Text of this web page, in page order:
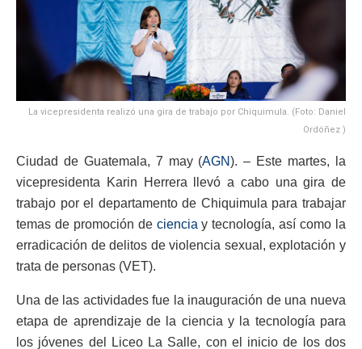
La vicepresidenta realizó una gira de trabajo por Chiquimula. (Foto: Daniel
Ordóñez )
Ciudad de Guatemala, 7 may (AGN ). – Este martes, la
vicepresidenta Karin Herrera llevó a cabo una gira de
trabajo por el departamento de Chiquimula para trabajar
temas de promoción de cienciay tecnología, así como la
erradicación de delitos de violencia sexual, explotación y
trata de personas (VET).
Una de las actividades fue la inauguración de una nueva
etapa de aprendizaje de la ciencia y la tecnología para
los jóvenes del Liceo La Salle, con el inicio de los dos